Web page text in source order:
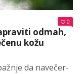
0
odmah,
kožu
da navečer-